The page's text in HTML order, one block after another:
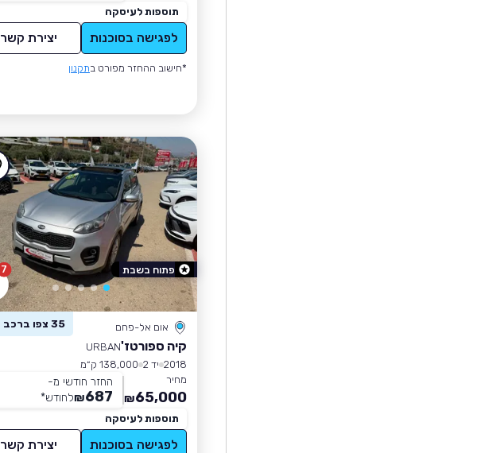
תוספות לעיסקה
לפגישה בסוכנות יצירת קשר
*חישוב ההחזר מפורט בתקנון
7
אום אל-פחם 35 צפו ברכב זה
קיה ספורטז'URBAN
2018 יד 2
138,000 ק״מ
מחיר
65,000
₪
החזר חודשי מ-
687
₪לחודש*
תוספות לעיסקה
לפגישה בסוכנות יצירת קשר
פתוח בשבת